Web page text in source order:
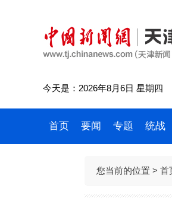
今天是：2026年8月6日 星期四
首页 要闻 专题 统战
您当前的位置 > 首